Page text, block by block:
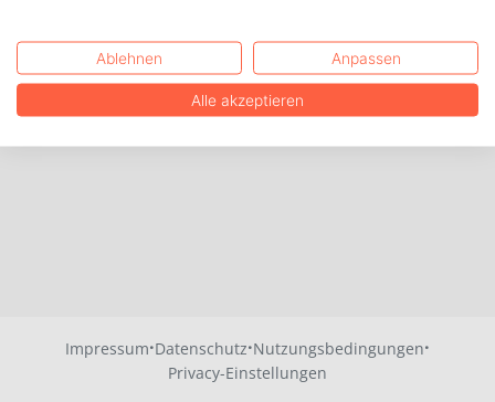
Impressum·Datenschutz·Nutzungsbedingungen·
Privacy-Einstellungen
Ablehnen Anpassen
Alle akzeptieren